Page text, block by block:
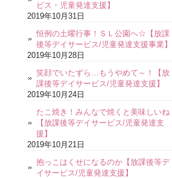
ビス・児童発達支援】
2019年10月31日
恒例の土曜行事！ＳＬ公園へ☆【放課
後等デイサービス/児童発達支援事業】
2019年10月28日
笑顔でいたずら…もうやめて～！【放
課後等デイサービス/児童発達支援】
2019年10月24日
たこ焼き！みんなで焼くと美味しいね
【放課後等デイサービス/児童発達支
援】
2019年10月21日
抱っこはくせになるのか【放課後等デ
イサービス/児童発達支援】